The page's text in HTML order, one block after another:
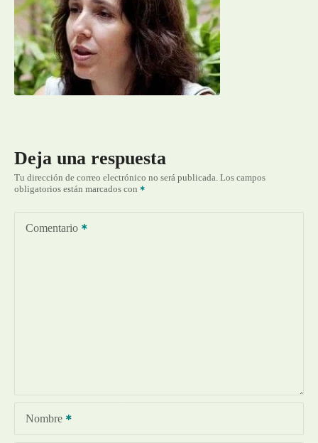
Deja una respuesta
Tu dirección de correo electrónico no será publicada. Los campos
obligatorios están marcados con
Comentario
Nombre